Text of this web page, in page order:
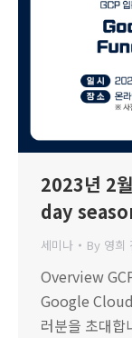
2023년 2
day
세미나 By 영희
Overview
Google
러분을 초대